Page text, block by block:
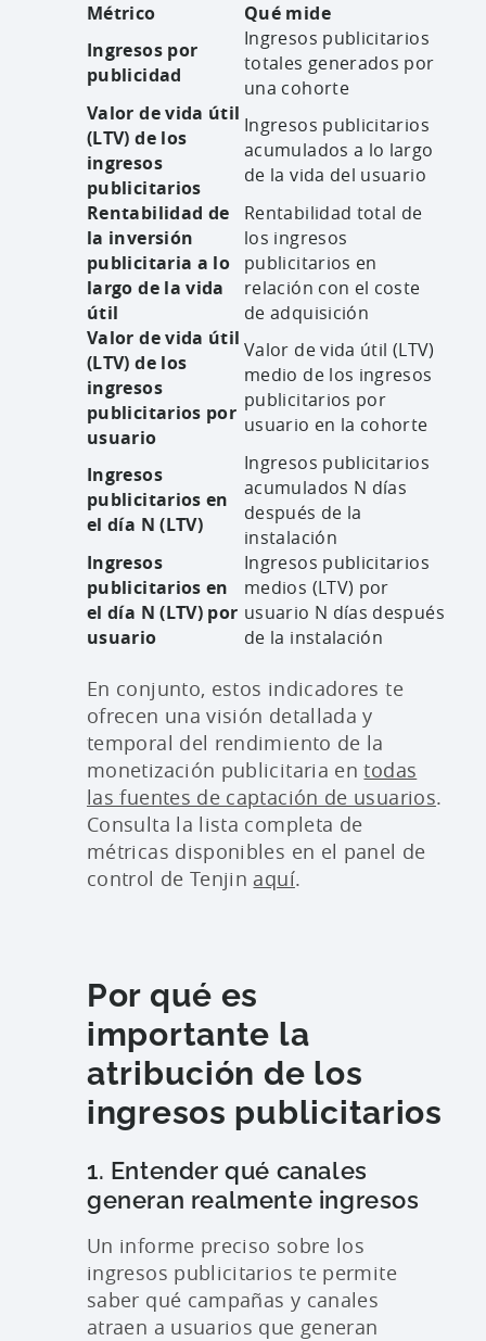
Métrico
Qué mide
Ingresos por
publicidad
Ingresos publicitarios
totales generados por
una cohorte
Valor de vida útil
(LTV) de los
ingresos
publicitarios
Ingresos publicitarios
acumulados a lo largo
de la vida del usuario
Rentabilidad de
la inversión
publicitaria a lo
largo de la vida
útil
Rentabilidad total de
los ingresos
publicitarios en
relación con el coste
de adquisición
Valor de vida útil
(LTV) de los
ingresos
publicitarios por
usuario
Valor de vida útil (LTV)
medio de los ingresos
publicitarios por
usuario en la cohorte
Ingresos
publicitarios en
el día N (LTV)
Ingresos publicitarios
acumulados N días
después de la
instalación
Ingresos
publicitarios en
el día N (LTV) por
usuario
Ingresos publicitarios
medios (LTV) por
usuario N días después
de la instalación
En conjunto, estos indicadores te
ofrecen una visión detallada y
temporal del rendimiento de la
monetización publicitaria entodas
las fuentes de captación de usuarios.
Consulta la lista completa de
métricas disponibles en el panel de
control de Tenjin aquí.
Por qué es
importante la
atribución de los
ingresos publicitarios
1. Entender qué canales
generan realmente ingresos
Un informe preciso sobre los
ingresos publicitarios te permite
saber qué campañas y canales
atraen a usuarios que generan